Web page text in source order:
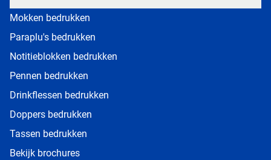
Mokken bedrukken
Paraplu's bedrukken
Notitieblokken bedrukken
Pennen bedrukken
Drinkflessen bedrukken
Doppers bedrukken
Tassen bedrukken
Bekijk brochures